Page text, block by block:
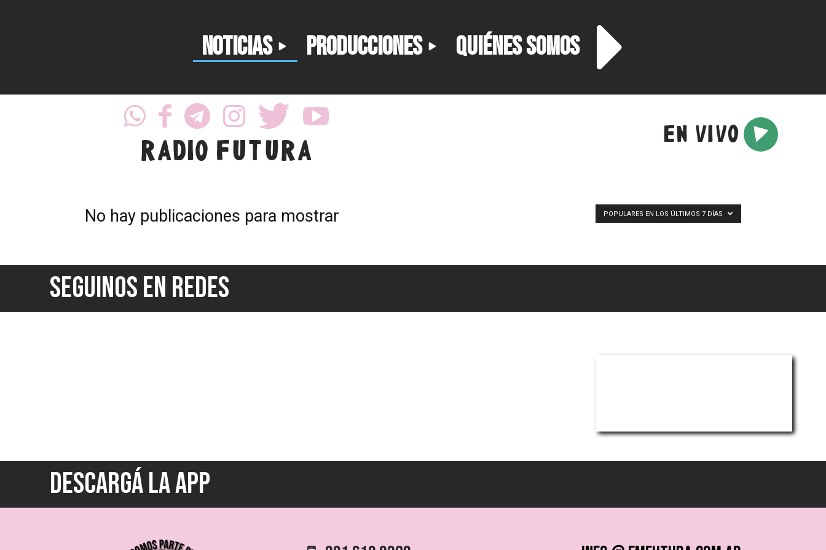
NOTICIAS PRODUCCIONES QUIÉNES SOMOS
RADIO FUTURA
EN VIVO
POPULARES EN LOS ÚLTIMOS 7 DÍAS
No hay publicaciones para mostrar
SEGUINOS EN REDES
DESCARGÁ LA APP